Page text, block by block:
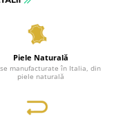
Piele Naturală
manufacturate în Italia, din
piele naturală